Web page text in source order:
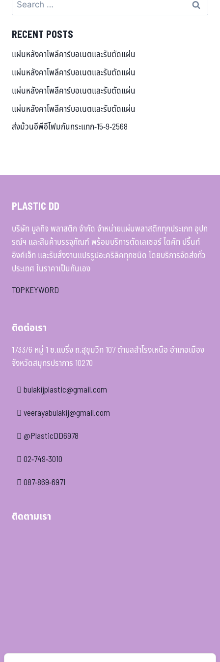
RECENT POSTS
แผ่นหลังคาโพลีคาร์บอเนตและรับตัดแผ่น
แผ่นหลังคาโพลีคาร์บอเนตและรับตัดแผ่น
แผ่นหลังคาโพลีคาร์บอเนตและรับตัดแผ่น
แผ่นหลังคาโพลีคาร์บอเนตและรับตัดแผ่น
ส่งม้วนอีพีอีโฟมกันกระแทก-15-9-2568
PLASTIC DD
บริษัท บูลกิจ พลาสติก จำกัด จำหน่ายแผ่นพลาสติกทุกประเภท อุปก
รณ์ฯ และสินค้าบรรจุภัณฑ์ พร้อมบริการตัดเลเซอร์ ไดคัท ปริ้นท์
อิงค์เจ็ท และรับสั่งงานแปรรูปอะคริลิคทุกชนิด โดยบริการจัดส่งทั่ว
ประเทศ ในราคาเป็นกันเอง
TOPKEYWORD
ติดต่อเรา
1733/6 หมู่ 1 ซ.แบริ่ง ถ.สุขุมวิท 107 ตำบลสำโรงเหนือ อำเภอเมือง
จังหวัดสมุทรปราการ 10270
bulakijplastic@gmail.com
veerayabulakij@gmail.com
@PlasticDD6978
02-749-3010
087-869-6971
ติดตามเรา